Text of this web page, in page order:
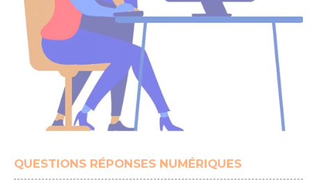
QUESTIONS RÉPONSES NUMÉRIQUES